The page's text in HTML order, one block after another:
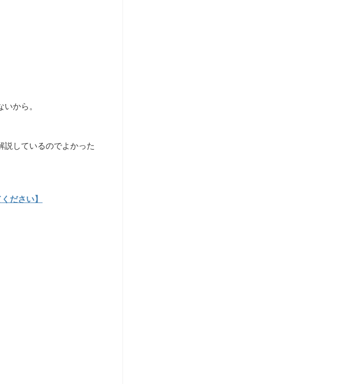
から。
説しているのでよかった
ださい】